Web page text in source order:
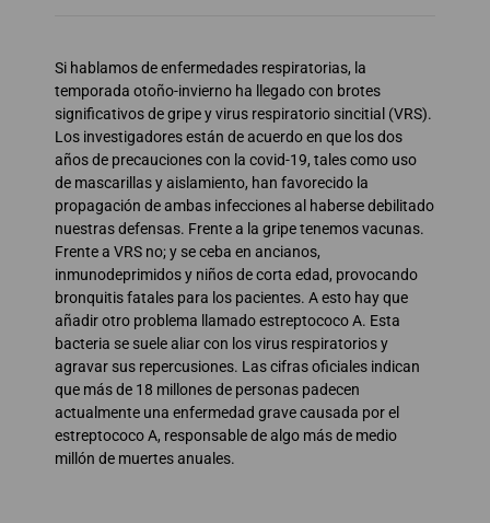
Si hablamos de enfermedades respiratorias, la
temporada otoño-invierno ha llegado con brotes
significativos de gripe y virus respiratorio sincitial (VRS).
Los investigadores están de acuerdo en que los dos
años de precauciones con la covid-19, tales como uso
de mascarillas y aislamiento, han favorecido la
propagación de ambas infecciones al haberse debilitado
nuestras defensas. Frente a la gripe tenemos vacunas.
Frente a VRS no; y se ceba en ancianos,
inmunodeprimidos y niños de corta edad, provocando
bronquitis fatales para los pacientes. A esto hay que
añadir otro problema llamado estreptococo A. Esta
bacteria se suele aliar con los virus respiratorios y
agravar sus repercusiones. Las cifras oficiales indican
que más de 18 millones de personas padecen
actualmente una enfermedad grave causada por el
estreptococo A, responsable de algo más de medio
millón de muertes anuales.